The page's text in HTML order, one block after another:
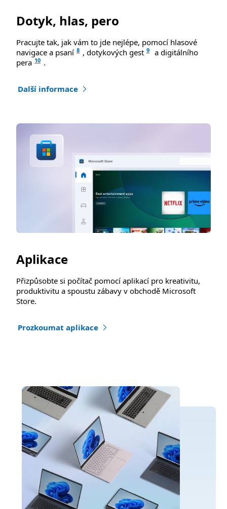
Dotyk, hlas, pero
Pracujte tak, jak vám to jde nejlépe, pomocí hlasové
navigace a psaní 8 , dotykových gest 9
a digitálního
pera 10 .
Další informace
Aplikace
Přizpůsobte si počítač pomocí aplikací pro kreativitu,
produktivitu a spoustu zábavy v obchodě Microsoft
Store.
Prozkoumat aplikace